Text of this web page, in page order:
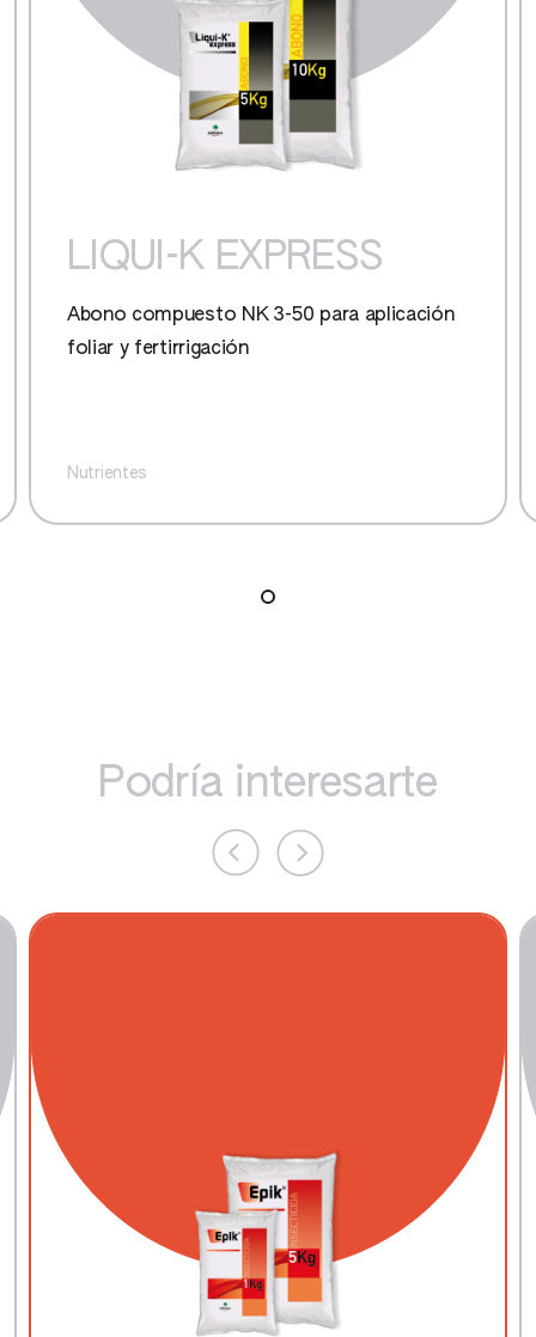
LIQUI-K EXPRESS
Abono compuesto NK 3-50 para aplicación
foliar y fertirrigación
Nutrientes
Podría interesarte